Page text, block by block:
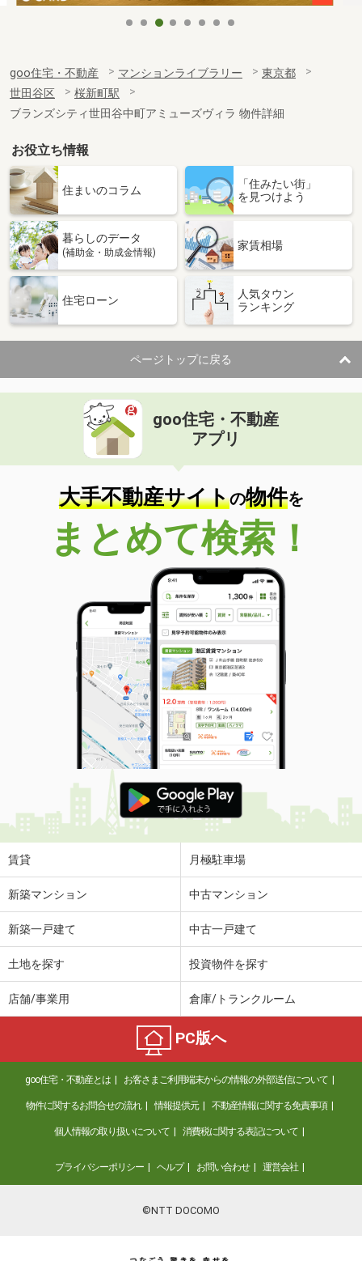
goo住宅・不動産 マンションライブラリー
東京都
世田谷区
桜新町駅
ブランズシティ世田谷中町アミューズヴィラ 物件詳細
お役立ち情報
住まいのコラム
「住みたい街」
を見つけよう
暮らしのデータ
(補助金・助成金情報)
家賃相場
住宅ローン
人気タウン
ランキング
ページトップに戻る
goo住宅・不動産
アプリ
大手不動産サイトの物件を
まとめて検索！
賃貸 月極駐車場
新築マンション 中古マンション
新築一戸建て 中古一戸建て
土地を探す 投資物件を探す
店舗/事業用 倉庫/トランクルーム
PC版へ
goo住宅・不動産とは お客さまご利用端末からの情報の外部送信について
物件に関するお問合せの流れ 情報提供元 不動産情報に関する免責事項
個人情報の取り扱いについて 消費税に関する表記について
プライバシーポリシー ヘルプ お問い合わせ 運営会社
©NTT DOCOMO